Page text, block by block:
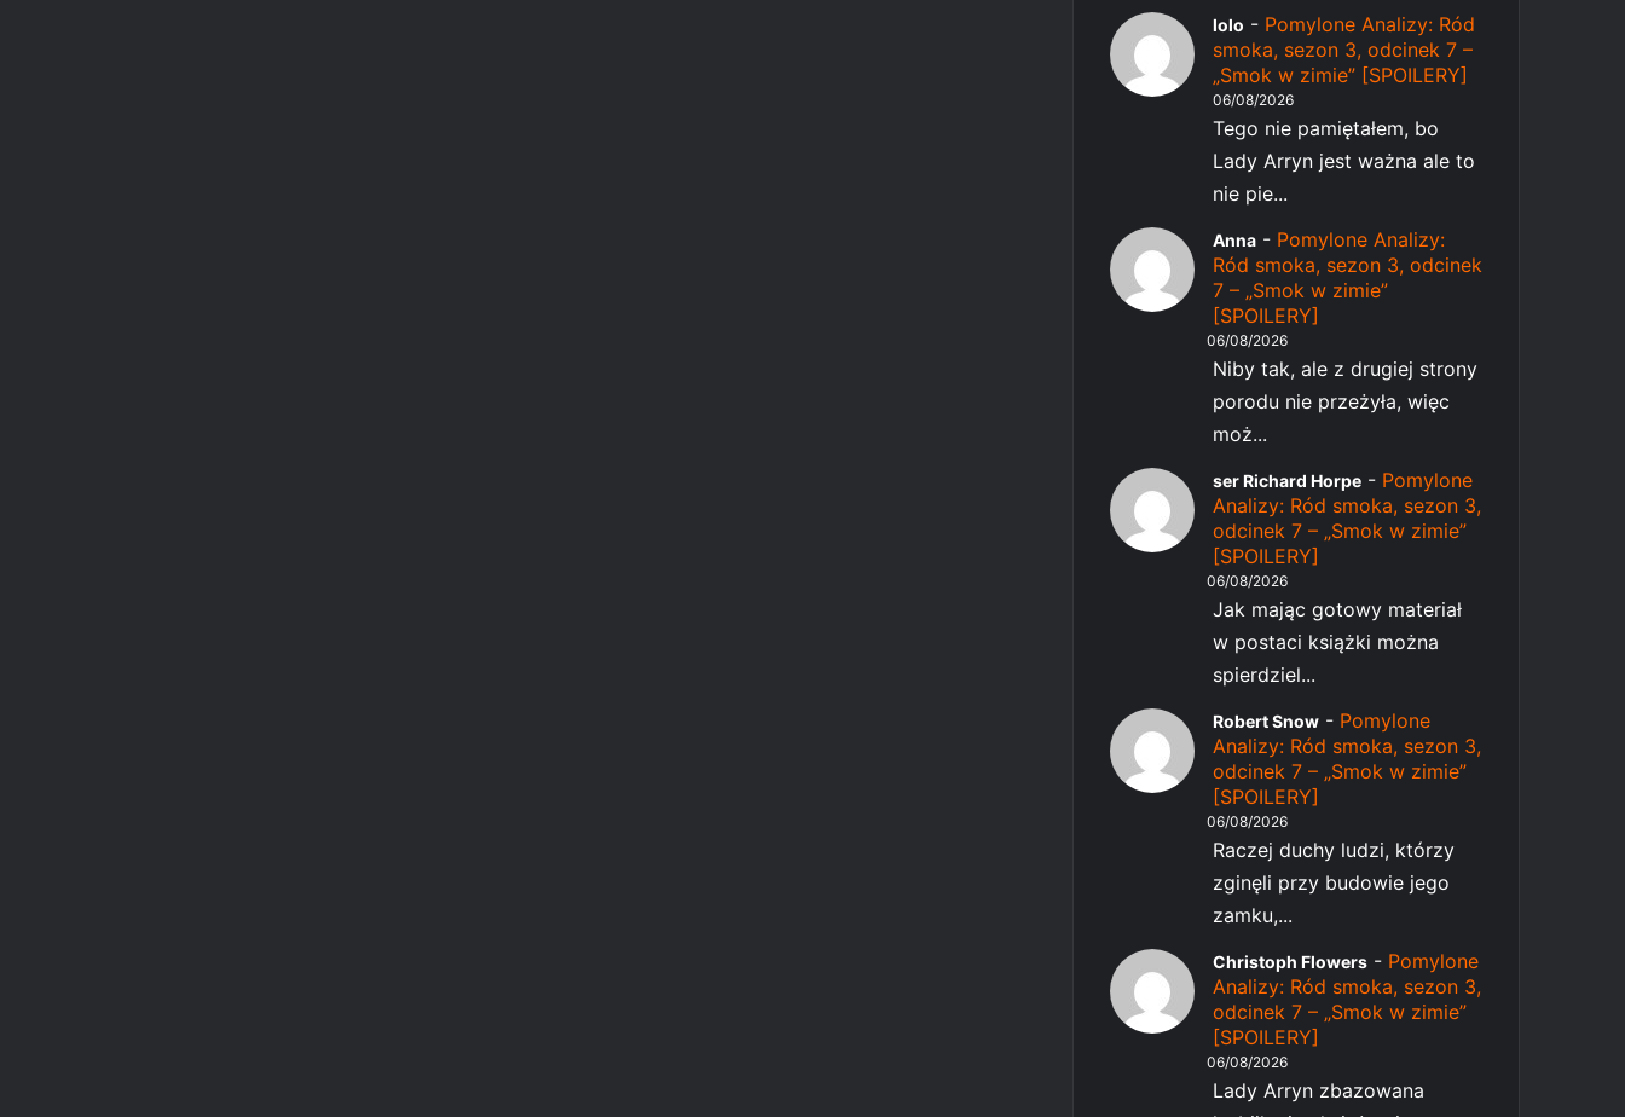
lolo - Pomylone Analizy: Ród
smoka, sezon 3, odcinek 7 –
„Smok w zimie” [SPOILERY]
06/08/2026
Tego nie pamiętałem, bo
Lady Arryn jest ważna ale to
nie pie...
Anna - Pomylone Analizy:
Ród smoka, sezon 3, odcinek
7 – „Smok w zimie”
[SPOILERY]
06/08/2026
Niby tak, ale z drugiej strony
porodu nie przeżyła, więc
moż...
ser Richard Horpe - Pomylone
Analizy: Ród smoka, sezon 3,
odcinek 7 – „Smok w zimie”
[SPOILERY]
06/08/2026
Jak mając gotowy materiał
w postaci książki można
spierdziel...
Robert Snow - Pomylone
Analizy: Ród smoka, sezon 3,
odcinek 7 – „Smok w zimie”
[SPOILERY]
06/08/2026
Raczej duchy ludzi, którzy
zginęli przy budowie jego
zamku,...
Christoph Flowers - Pomylone
Analizy: Ród smoka, sezon 3,
odcinek 7 – „Smok w zimie”
[SPOILERY]
06/08/2026
Lady Arryn zbazowana